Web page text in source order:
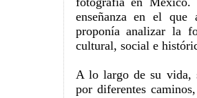
enseñanza en el
proponía analizar la
cultural, social e
A lo largo de su vida,
por diferentes